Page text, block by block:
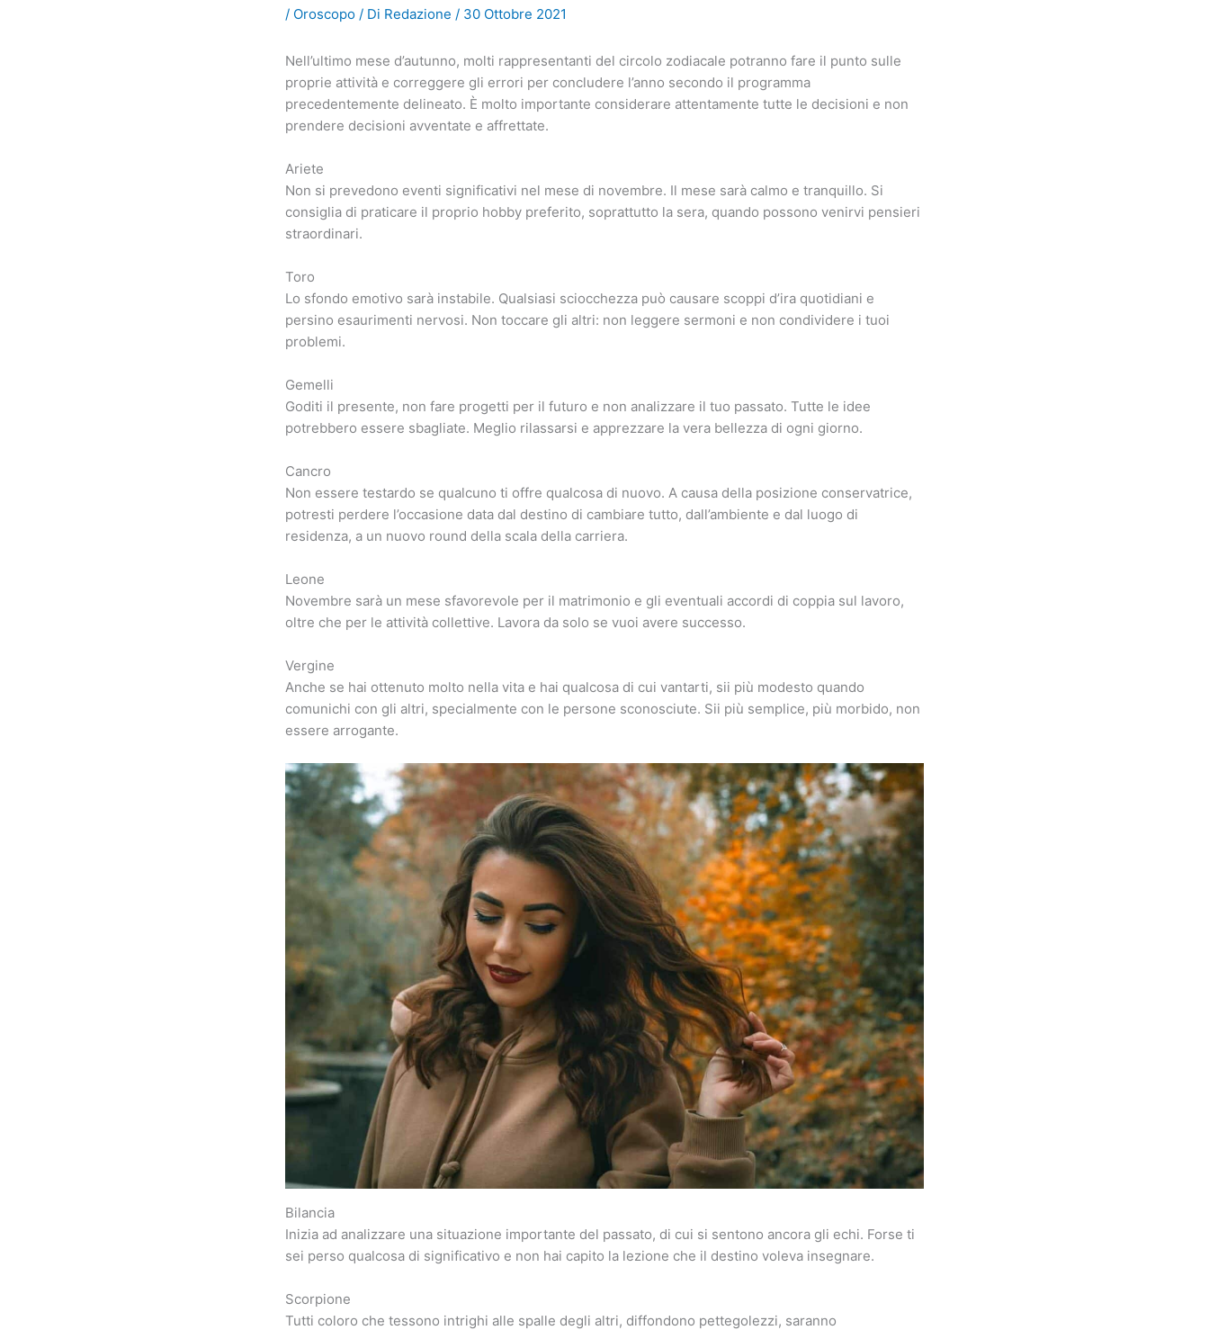
/ Oroscopo / Di Redazione / 30 Ottobre 2021
Nell’ultimo mese d’autunno, molti rappresentanti del circolo zodiacale potranno fare il punto sulle
proprie attività e correggere gli errori per concludere l’anno secondo il programma
precedentemente delineato. È molto importante considerare attentamente tutte le decisioni e non
prendere decisioni avventate e affrettate.
Ariete
Non si prevedono eventi significativi nel mese di novembre. Il mese sarà calmo e tranquillo. Si
consiglia di praticare il proprio hobby preferito, soprattutto la sera, quando possono venirvi pensieri
straordinari.
Toro
Lo sfondo emotivo sarà instabile. Qualsiasi sciocchezza può causare scoppi d’ira quotidiani e
persino esaurimenti nervosi. Non toccare gli altri: non leggere sermoni e non condividere i tuoi
problemi.
Gemelli
Goditi il ​​presente, non fare progetti per il futuro e non analizzare il tuo passato. Tutte le idee
potrebbero essere sbagliate. Meglio rilassarsi e apprezzare la vera bellezza di ogni giorno.
Cancro
Non essere testardo se qualcuno ti offre qualcosa di nuovo. A causa della posizione conservatrice,
potresti perdere l’occasione data dal destino di cambiare tutto, dall’ambiente e dal luogo di
residenza, a un nuovo round della scala della carriera.
Leone
Novembre sarà un mese sfavorevole per il matrimonio e gli eventuali accordi di coppia sul lavoro,
oltre che per le attività collettive. Lavora da solo se vuoi avere successo.
Vergine
Anche se hai ottenuto molto nella vita e hai qualcosa di cui vantarti, sii più modesto quando
comunichi con gli altri, specialmente con le persone sconosciute. Sii più semplice, più morbido, non
essere arrogante.
Bilancia
Inizia ad analizzare una situazione importante del passato, di cui si sentono ancora gli echi. Forse ti
sei perso qualcosa di significativo e non hai capito la lezione che il destino voleva insegnare.
Scorpione
Tutti coloro che tessono intrighi alle spalle degli altri, diffondono pettegolezzi, saranno